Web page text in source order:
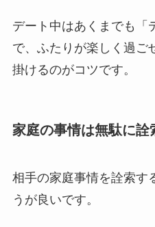
デート中はあくまでも「
で、ふたりが楽しく過ご
掛けるのがコツです。
家庭の事情は無駄に詮
相手の家庭事情を詮索す
うが良いです。